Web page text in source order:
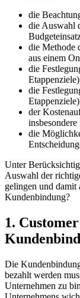
die
die Auswahl
die Methode
aus einem
die
die
der
die
Unter
Auswahl der
gelingen und damit
Kundenbindung?
1.
Die
bezahlt werden
Unternehmen zu